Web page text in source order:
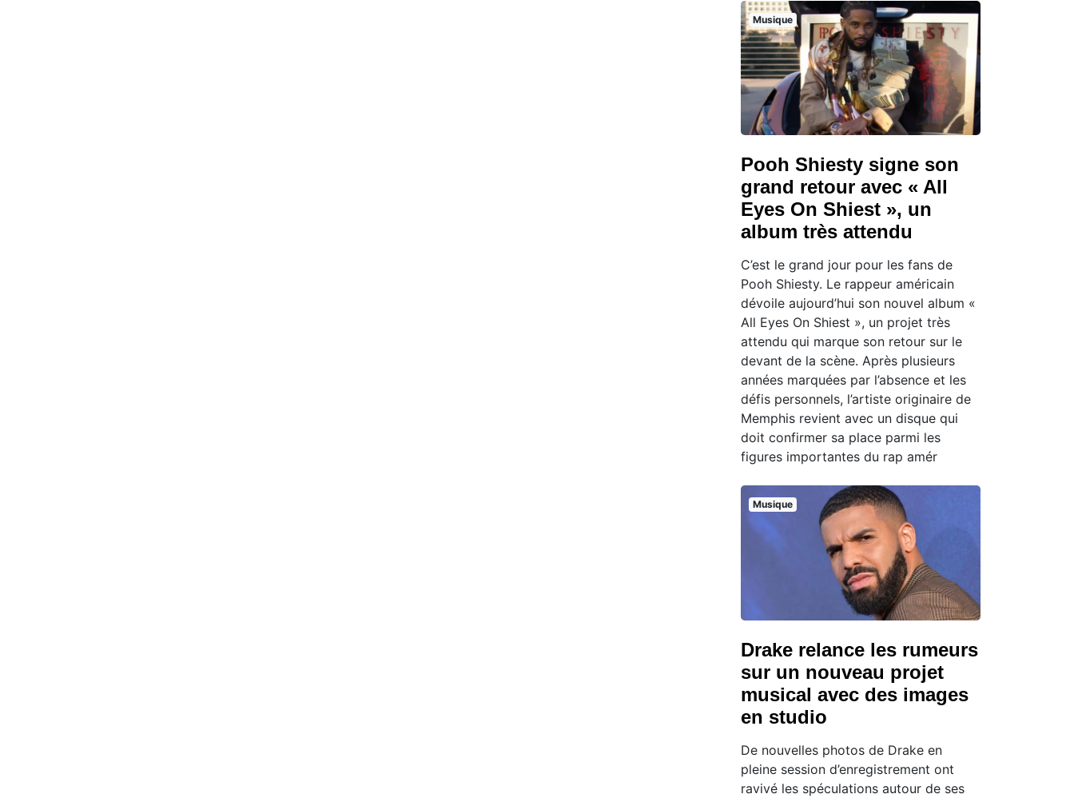
Musique
Pooh Shiesty signe son
grand retour avec « All
Eyes On Shiest », un
album très attendu
C’est le grand jour pour les fans de
Pooh Shiesty. Le rappeur américain
dévoile aujourd’hui son nouvel album «
All Eyes On Shiest », un projet très
attendu qui marque son retour sur le
devant de la scène. Après plusieurs
années marquées par l’absence et les
défis personnels, l’artiste originaire de
Memphis revient avec un disque qui
doit confirmer sa place parmi les
figures importantes du rap amér
Musique
Drake relance les rumeurs
sur un nouveau projet
musical avec des images
en studio
De nouvelles photos de Drake en
pleine session d’enregistrement ont
ravivé les spéculations autour de ses